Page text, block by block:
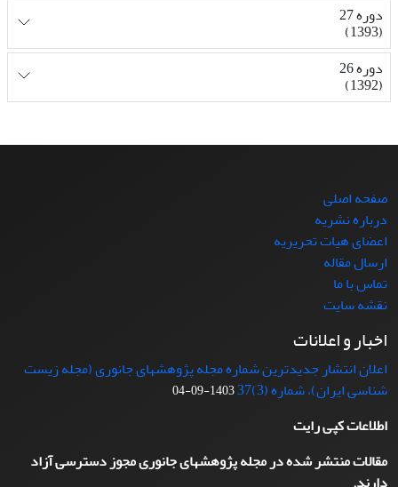
دوره 27
(1393)
دوره 26
(1392)
صفحه اصلی
درباره نشریه
اعضای هیات تحریریه
ارسال مقاله
تماس با ما
نقشه سایت
اخبار و اعلانات
اعلان انتشار جدیدترین شماره مجله پژوهشهای جانوری (مجله زیست
شناسی ایران)، شماره (3)37
1403-09-04
اطلاعات کپی رایت
مقالات منتشر شده در مجله پژوهشهای جانوری مجوز دسترسی آزاد